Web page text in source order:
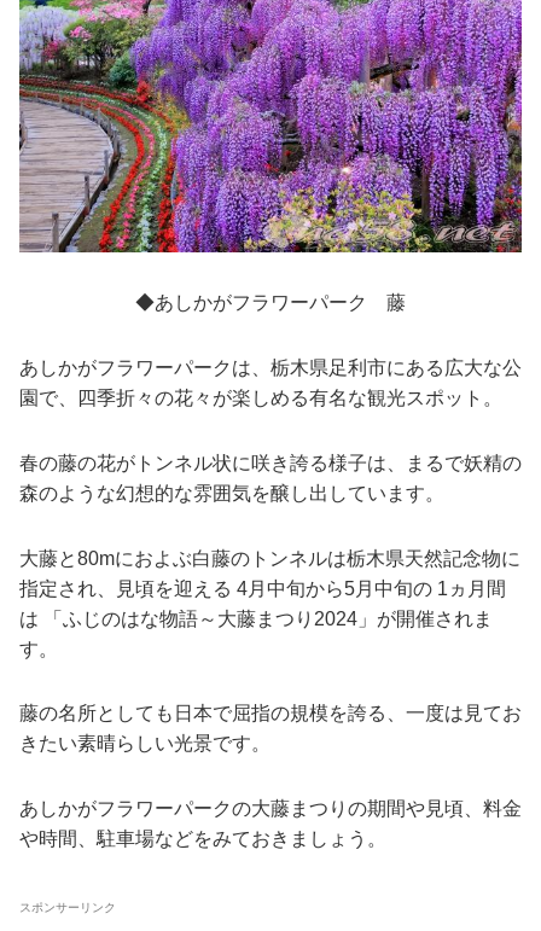
◆あしかがフラワーパーク 藤
あしかがフラワーパークは、栃木県足利市にある広大な公
園で、四季折々の花々が楽しめる有名な観光スポット。
春の藤の花がトンネル状に咲き誇る様子は、まるで妖精の
森のような幻想的な雰囲気を醸し出しています。
大藤と80mにおよぶ白藤のトンネルは栃木県天然記念物に
指定され、見頃を迎える 4月中旬から5月中旬の 1ヵ月間
は 「ふじのはな物語～大藤まつり2024」が開催されま
す。
藤の名所としても日本で屈指の規模を誇る、一度は見てお
きたい素晴らしい光景です。
あしかがフラワーパークの大藤まつりの期間や見頃、料金
や時間、駐車場などをみておきましょう。
スポンサーリンク